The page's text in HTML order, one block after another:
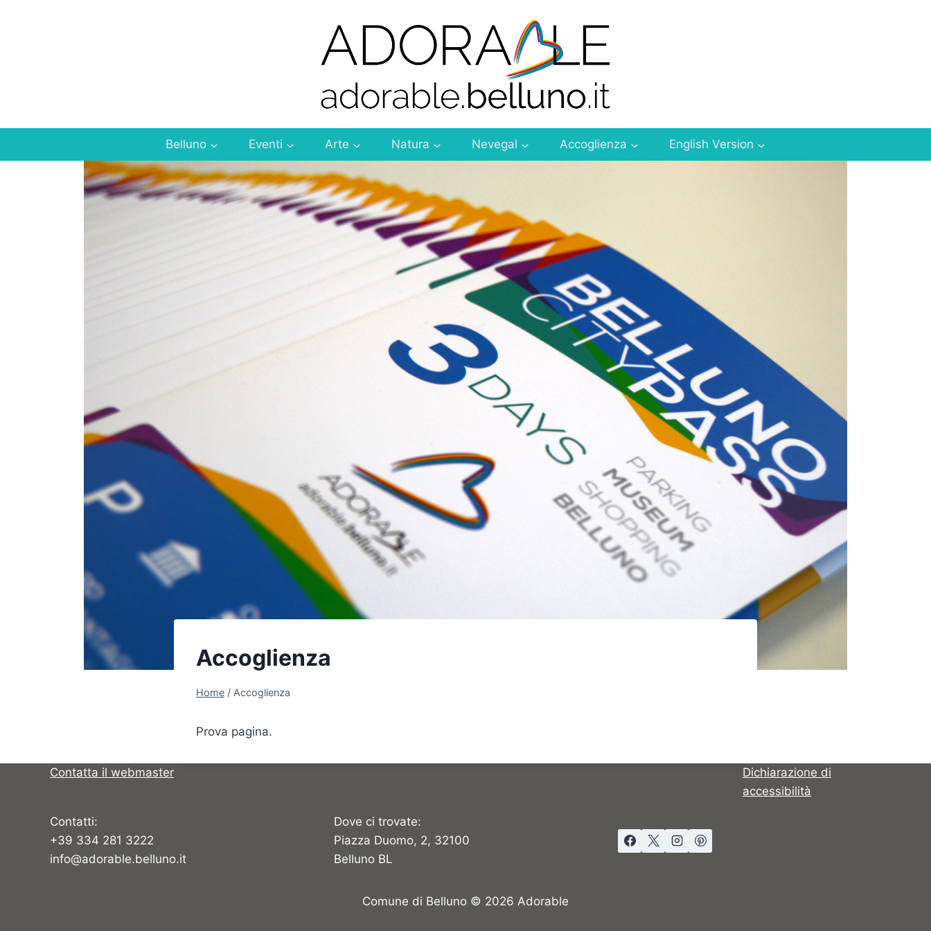
Belluno Eventi Arte Natura Nevegal Accoglienza English Version
Accoglienza
Home / Accoglienza
Prova pagina.
Contatta il webmaster
Dichiarazione di
accessibilità
Contatti:
+39 334 281 3222
info@adorable.belluno.it
Dove ci trovate:
Piazza Duomo, 2, 32100
Belluno BL
Comune di Belluno © 2026 Adorable